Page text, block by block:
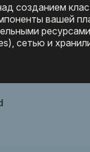
созданием
вашей
сетью и